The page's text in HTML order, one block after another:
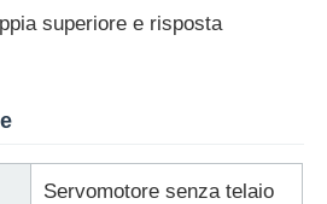
variabile
superiore e risposta
Servomotore senza telaio